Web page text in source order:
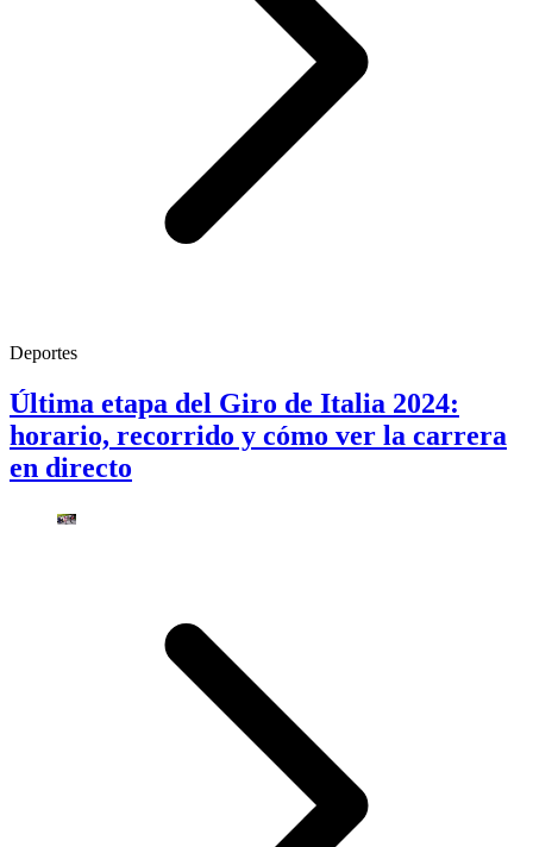
Deportes
Última etapa del Giro de Italia 2024:
horario, recorrido y cómo ver la carrera
en directo